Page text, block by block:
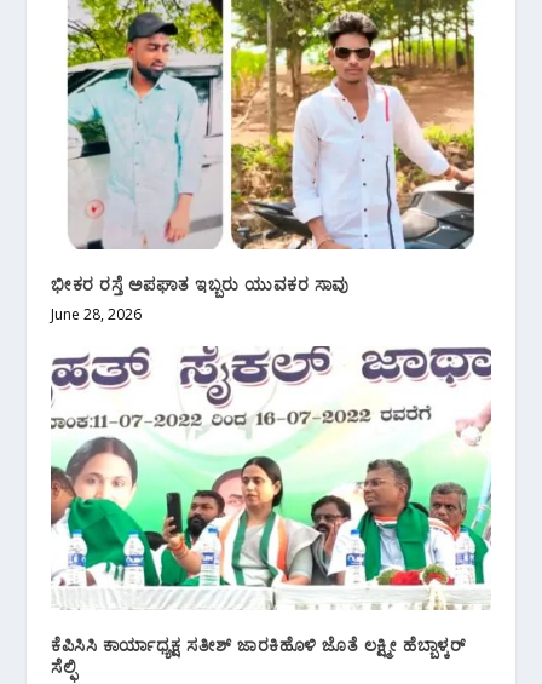
ಭೀಕರ ರಸ್ತೆ ಅಪಘಾತ ಇಬ್ಬರು ಯುವಕರ ಸಾವು
June 28, 2026
ಕೆಪಿಸಿಸಿ ಕಾರ್ಯಾಧ್ಯಕ್ಷ ಸತೀಶ್ ಜಾರಕಿಹೊಳಿ ಜೊತೆ ಲಕ್ಷ್ಮೀ ಹೆಬ್ಬಾಳ್ಕರ್
ಸೆಲ್ಫಿ